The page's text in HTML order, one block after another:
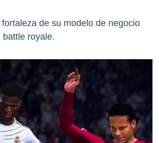
de su modelo de negocio
battle royale.